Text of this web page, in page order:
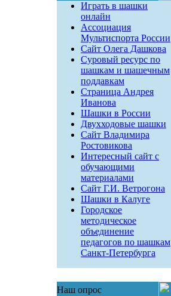
Играть в шашки
онлайн
Ассоциация
Мультиспорта России
Сайт Олега Дашкова
Суровый ресурс по
шашкам и шашечным
поддавкам
Страница Андрея
Иванова
Шашки в России
Двухходовые шашки
Сайт Владимира
Ростовикова
Интересный сайт с
обучающими
материалами
Сайт Г.И. Ветрогона
Шашки в Калуге
Городское
методическое
объединение
педагогов по шашкам
Санкт-Петербурга
Наш опрос